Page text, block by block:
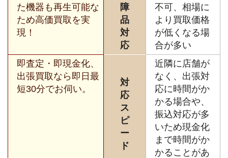
た機器も再生可能な
ため高価買取を実
現！
障
品
対
応
不可、相場に
より買取価格
が低くなる場
合が多い
即査定・即現金化、
出張買取なら即日最
短30分でお伺い。
対
応
ス
ピ
ー
ド
近隣に店舗が
なく、出張対
応に時間がか
かる場合や、
振込対応が多
いため現金化
まで時間がか
かることがあ